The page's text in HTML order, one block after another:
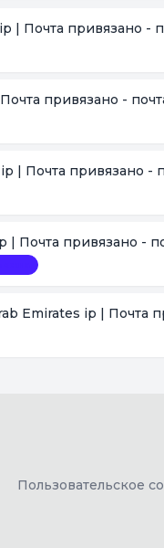
| Почта привязано -
привязано -
| Почта привязано -
| Почта привязано -
Emirates ip | Почта
Пользовательское